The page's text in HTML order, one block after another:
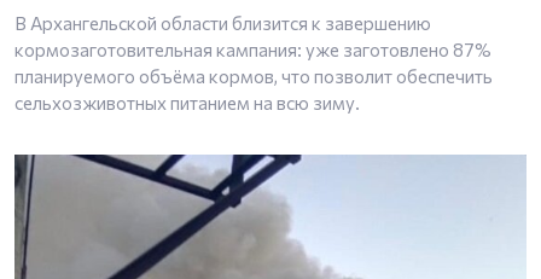
В Архангельской области близится к завершению
кормозаготовительная кампания: уже заготовлено 87%
планируемого объёма кормов, что позволит обеспечить
сельхозживотных питанием на всю зиму.